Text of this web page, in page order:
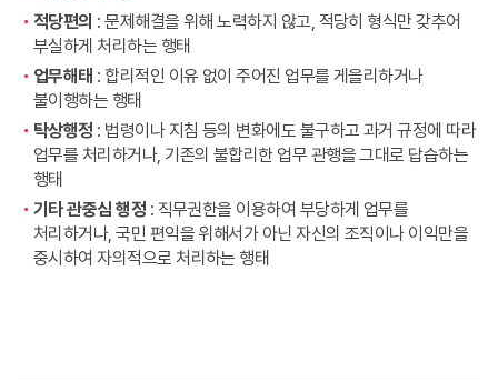
적당편의 : 문제해결을 위해 노력하지 않고, 적당히 형식만 갖추어
부실하게 처리하는 행태
업무해태 : 합리적인 이유 없이 주어진 업무를 게을리하거나
불이행하는 행태
탁상행정 : 법령이나 지침 등의 변화에도 불구하고 과거 규정에 따라
업무를 처리하거나, 기존의 불합리한 업무 관행을 그대로 답습하는
행태
기타 관중심 행정 : 직무권한을 이용하여 부당하게 업무를
처리하거나, 국민 편익을 위해서가 아닌 자신의 조직이나 이익만을
중시하여 자의적으로 처리하는 행태